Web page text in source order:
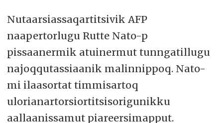
Nutaarsiassaqartitsivik AFP
naapertorlugu Rutte Nato-p
pissaanermik atuinermut tunngatillugu
najoqqutassiaanik malinnippoq. Nato-
mi ilaasortat timmisartoq
ulorianartorsiortitsisorigunikku
aallaanissamut piareersimapput.